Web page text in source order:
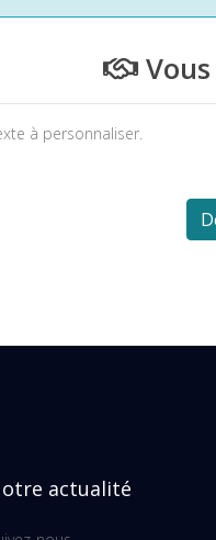
Vous
à personnaliser.
actualité